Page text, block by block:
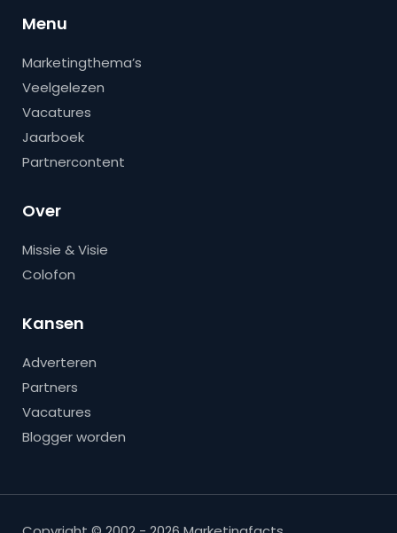
Menu
Marketingthema’s
Veelgelezen
Vacatures
Jaarboek
Partnercontent
Over
Missie & Visie
Colofon
Kansen
Adverteren
Partners
Vacatures
Blogger worden